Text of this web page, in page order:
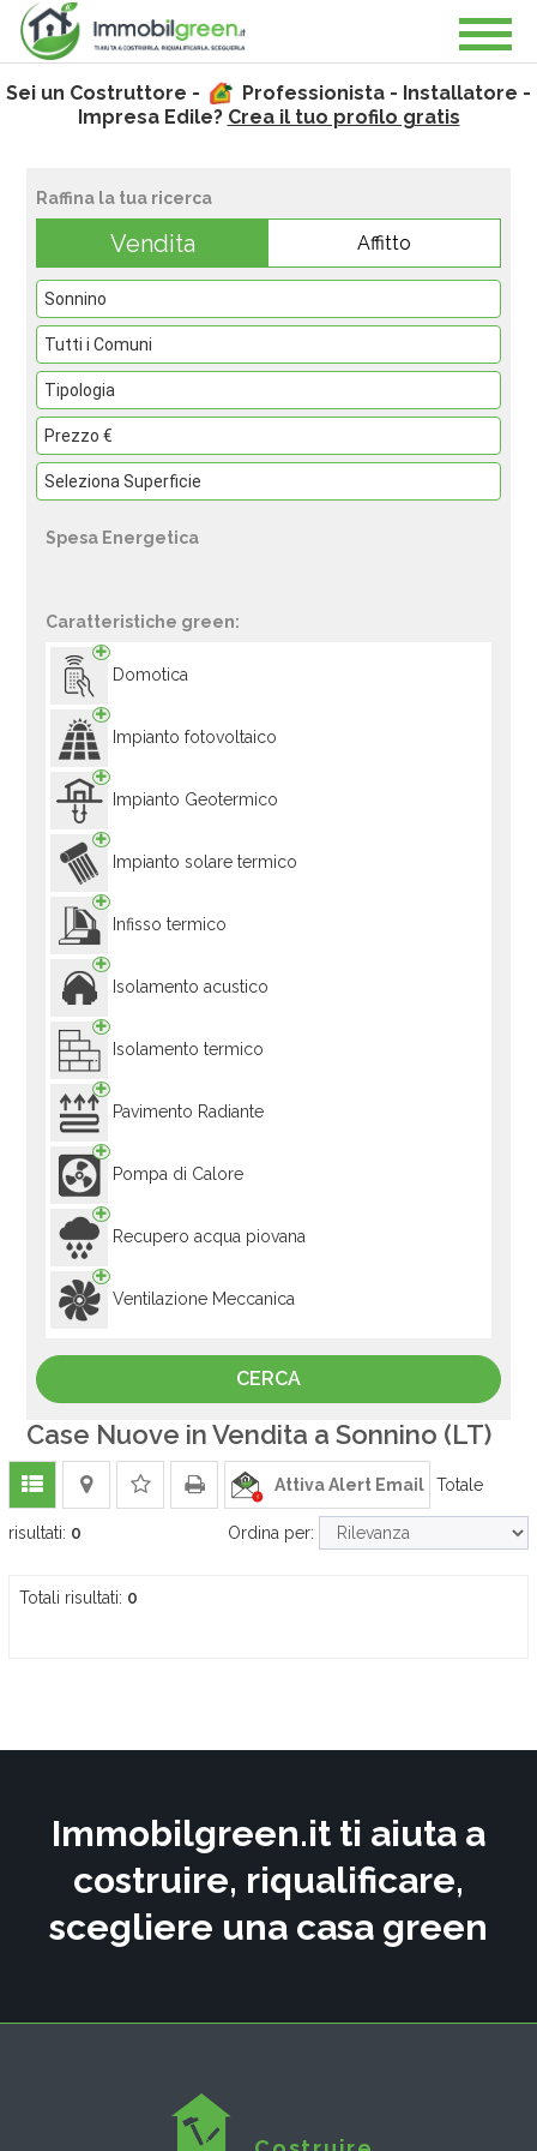
Sei un Costruttore -
Professionista - Installatore -
Impresa Edile? Crea il tuo profilo gratis
Raffina la tua ricerca
Vendita Affitto
Spesa Energetica
Caratteristiche green:
Domotica
Impianto fotovoltaico
Impianto Geotermico
Impianto solare termico
Infisso termico
Isolamento acustico
Isolamento termico
Pavimento Radiante
Pompa di Calore
Recupero acqua piovana
Ventilazione Meccanica
Case Nuove in Vendita a Sonnino (LT)
Attiva Alert Email Totale
risultati: 0 Ordina per:
Totali risultati: 0
Immobilgreen.it ti aiuta a
costruire, riqualificare,
scegliere una casa green